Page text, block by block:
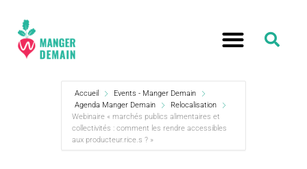
Accueil
Events - Manger Demain
Agenda Manger Demain
Relocalisation
Webinaire « marchés publics alimentaires et
collectivités : comment les rendre accessibles
aux producteur.rice.s ? »